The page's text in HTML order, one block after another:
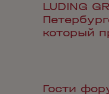
LUDING
который
Гости